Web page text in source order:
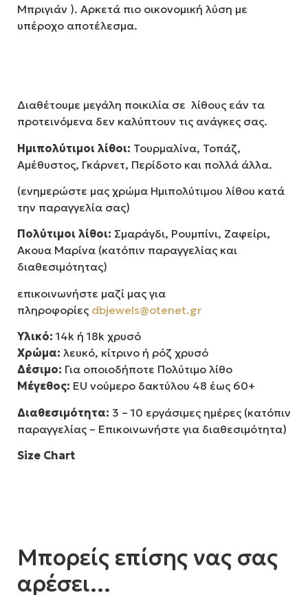
Μπριγιάν ). Αρκετά πιο οικονομική λύση με
υπέροχο αποτέλεσμα.
Διαθέτουμε μεγάλη ποικιλία σε λίθους εάν τα
προτεινόμενα δεν καλύπτουν τις ανάγκες σας.
Ημιπολύτιμοι λίθοι: Τουρμαλίνα, Τοπάζ,
Αμέθυστος, Γκάρνετ, Περίδοτο και πολλά άλλα.
(ενημερώστε μας χρώμα Ημιπολύτιμου λίθου κατά
την παραγγελία σας)
Πολύτιμοι λίθοι: Σμαράγδι, Ρουμπίνι, Ζαφείρι,
Ακουα Μαρίνα (κατόπιν παραγγελίας και
διαθεσιμότητας)
επικοινωνήστε μαζί μας για
πληροφορίες dbjewels@otenet.gr
Υλικό: 14k ή 18k χρυσό
Χρώμα: λευκό, κίτρινο ή ρόζ χρυσό
Δέσιμο: Για οποιοδήποτε Πολύτιμο λίθο
Μέγεθος: EU νούμερο δακτύλου 48 έως 60+
Διαθεσιμότητα: 3 – 10 εργάσιμες ημέρες (κατόπιν
παραγγελίας – Επικοινωνήστε για διαθεσιμότητα)
Size Chart
Μπορείς επίσης νας σας
αρέσει...